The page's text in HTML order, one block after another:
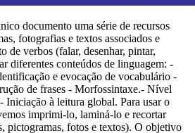
documento uma série de recursos
fotografias e textos associados e
de verbos (falar, desenhar, pintar,
diferentes conteúdos de linguagem: -
e evocação de vocabulário -
de frases - Morfossintaxe.- Nível
Iniciação à leitura global. Para usar o
imprimi-lo, laminá-lo e recortar
pictogramas, fotos e textos). O objetivo